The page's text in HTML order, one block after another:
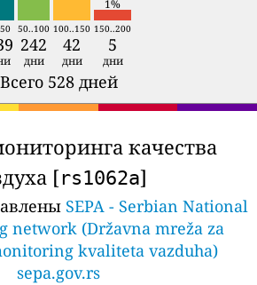
1%
50..100 100..150 150..200
242 42 5
дни дни дни
Всего 528 дней
качества
[rs1062a]
SEPA - Serbian National
network (Državna mreža za
kvaliteta vazduha)
sepa.gov.rs